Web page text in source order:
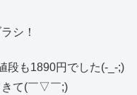
シ！
段も1890円でした(-_-;)
きて(￣▽￣;)